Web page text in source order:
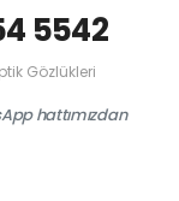
5542
Gözlükleri
hattımızdan